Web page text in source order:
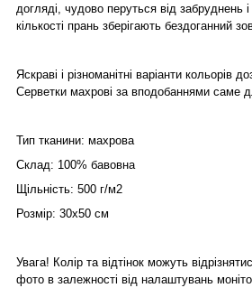
догляді, чудово перуться від забруднень і
кількості прань зберігають бездоганний
Яскраві і різноманітні варіанти кольорів
Серветки махрові за вподобаннями саме
Тип тканини: махрова
Склад: 100% бавовна
Щільність: 500 г/м2
Розмір: 30х50 см
Увага! Колір та відтінок можуть
фото в залежності від налаштувань